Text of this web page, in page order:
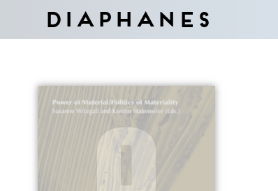
Diaphanes